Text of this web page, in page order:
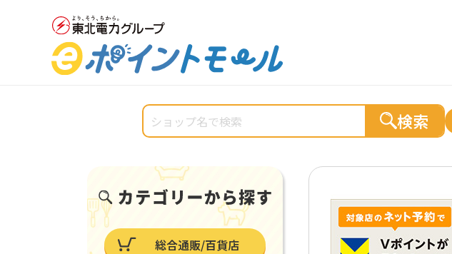
検索
総合通販/百貨店